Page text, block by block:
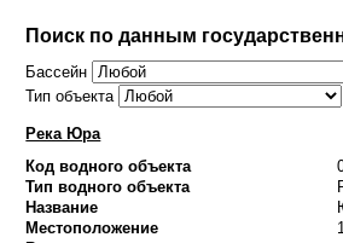
Поиск по данным
Бассейн
Тип объекта
Река Юра
Код водного объекта
Тип водного объекта
Название
Местоположение